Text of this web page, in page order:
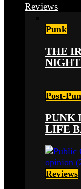
Reviews
Punk
THE
Post-
PUNK
LIFE
Reviews